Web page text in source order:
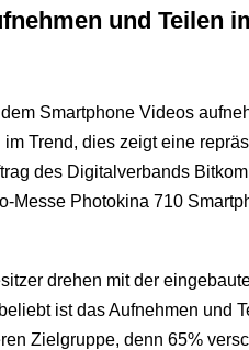
und Teilen
dem Smartphone Videos
im Trend, dies zeigt eine
des Digitalverbands
Messe Photokina 710
drehen mit der
ist das Aufnehmen und
Zielgruppe, denn 65%